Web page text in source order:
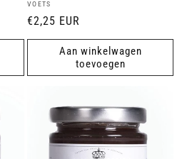
Verkoper:
VOETS
Normale
prijs
€2,25 EUR
Aan winkelwagen
toevoegen